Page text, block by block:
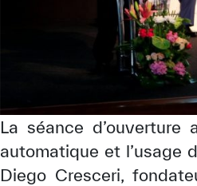
La séance
automatique et l’usage
Diego Cresceri,